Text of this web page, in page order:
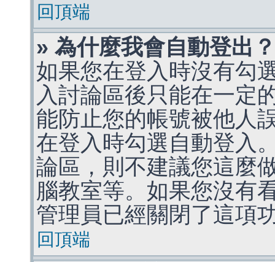
回頂端
» 為什麼我會自動登出？
如果您在登入時沒有勾
入討論區後只能在一定
能防止您的帳號被他人
在登入時勾選自動登入
論區，則不建議您這麼
腦教室等。如果您沒有
管理員已經關閉了這項
回頂端